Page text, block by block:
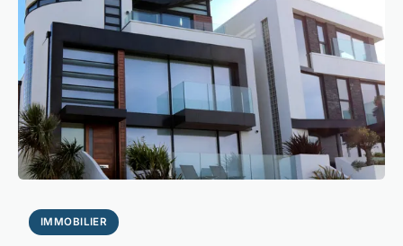
IMMOBILIER